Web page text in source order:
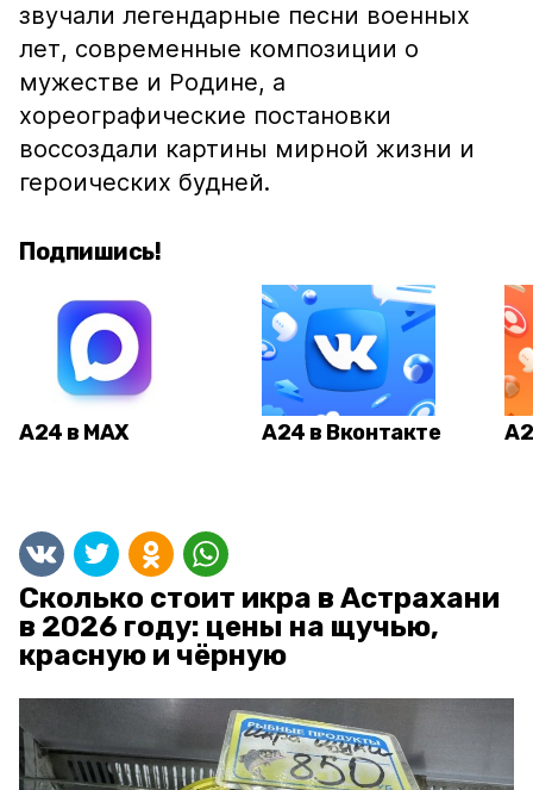
звучали легендарные песни военных
лет, современные композиции о
мужестве и Родине, а
хореографические постановки
воссоздали картины мирной жизни и
героических будней.
Подпишись!
А24 в MAX А24 в Вконтакте
Сколько стоит икра в Астрахани
в 2026 году: цены на щучью,
красную и чёрную